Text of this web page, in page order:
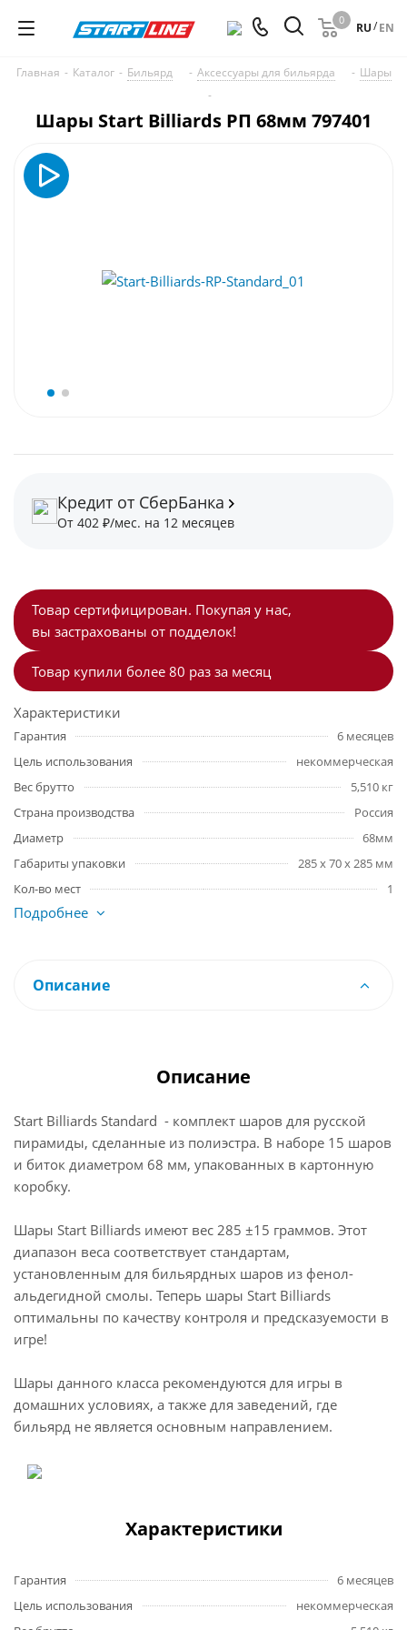
0
RU/EN
Главная - Каталог - Бильярд - Аксессуары для бильярда - Шары
-
Шары Start Billiards РП 68мм 797401
Товар сертифицирован. Покупая у нас,
вы застрахованы от подделок!
Товар купили более 80 раз за месяц
Характеристики
Гарантия
6 месяцев
Цель использования
некоммерческая
Вес брутто
5,510 кг
Страна производства
Россия
Диаметр
68мм
Габариты упаковки
285 x 70 x 285 мм
Кол-во мест
1
Подробнее
Кредит от СберБанка
От 402 ₽/мес. на 12 месяцев
Описание
Описание
Start Billiards Standard - комплект шаров для русской
пирамиды, сделанные из полиэстра. В наборе 15 шаров
и биток диаметром 68 мм, упакованных в картонную
коробку.
Шары Start Billiards имеют вес 285 ±15 граммов. Этот
диапазон веса соответствует стандартам,
установленным для бильярдных шаров из фенол-
альдегидной смолы. Теперь шары Start Billiards
оптимальны по качеству контроля и предсказуемости в
игре!
Шары данного класса рекомендуются для игры в
домашних условиях, а также для заведений, где
бильярд не является основным направлением.
Характеристики
Гарантия
6 месяцев
Цель использования
некоммерческая